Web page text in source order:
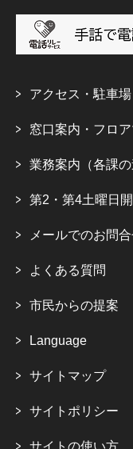
アクセス・駐車場
窓口案内・フロ
業務案内（各課の
第2・第4土曜日
メールでのお問
よくある質問
市民からの提案
Language
サイトマップ
サイトポリシー
サイトの使い方